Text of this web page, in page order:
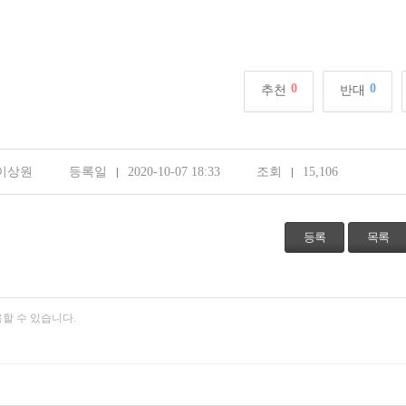
추천 0 반대 0
상원 등록일 2020-10-07 18:33 조회 15,106
등록 목록